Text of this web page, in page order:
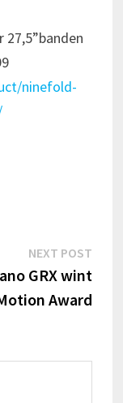
ninefold-
NEXT POST
GRX wint
Award